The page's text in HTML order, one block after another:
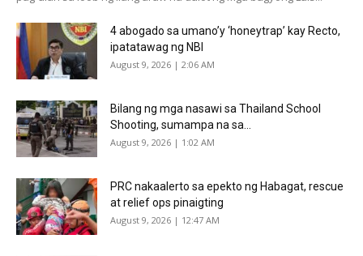
4 abogado sa umano’y ‘honeytrap’ kay Recto,
ipatatawag ng NBI
August 9, 2026 | 2:06 AM
Bilang ng mga nasawi sa Thailand School
Shooting, sumampa na sa...
August 9, 2026 | 1:02 AM
PRC nakaalerto sa epekto ng Habagat, rescue
at relief ops pinaigting
August 9, 2026 | 12:47 AM